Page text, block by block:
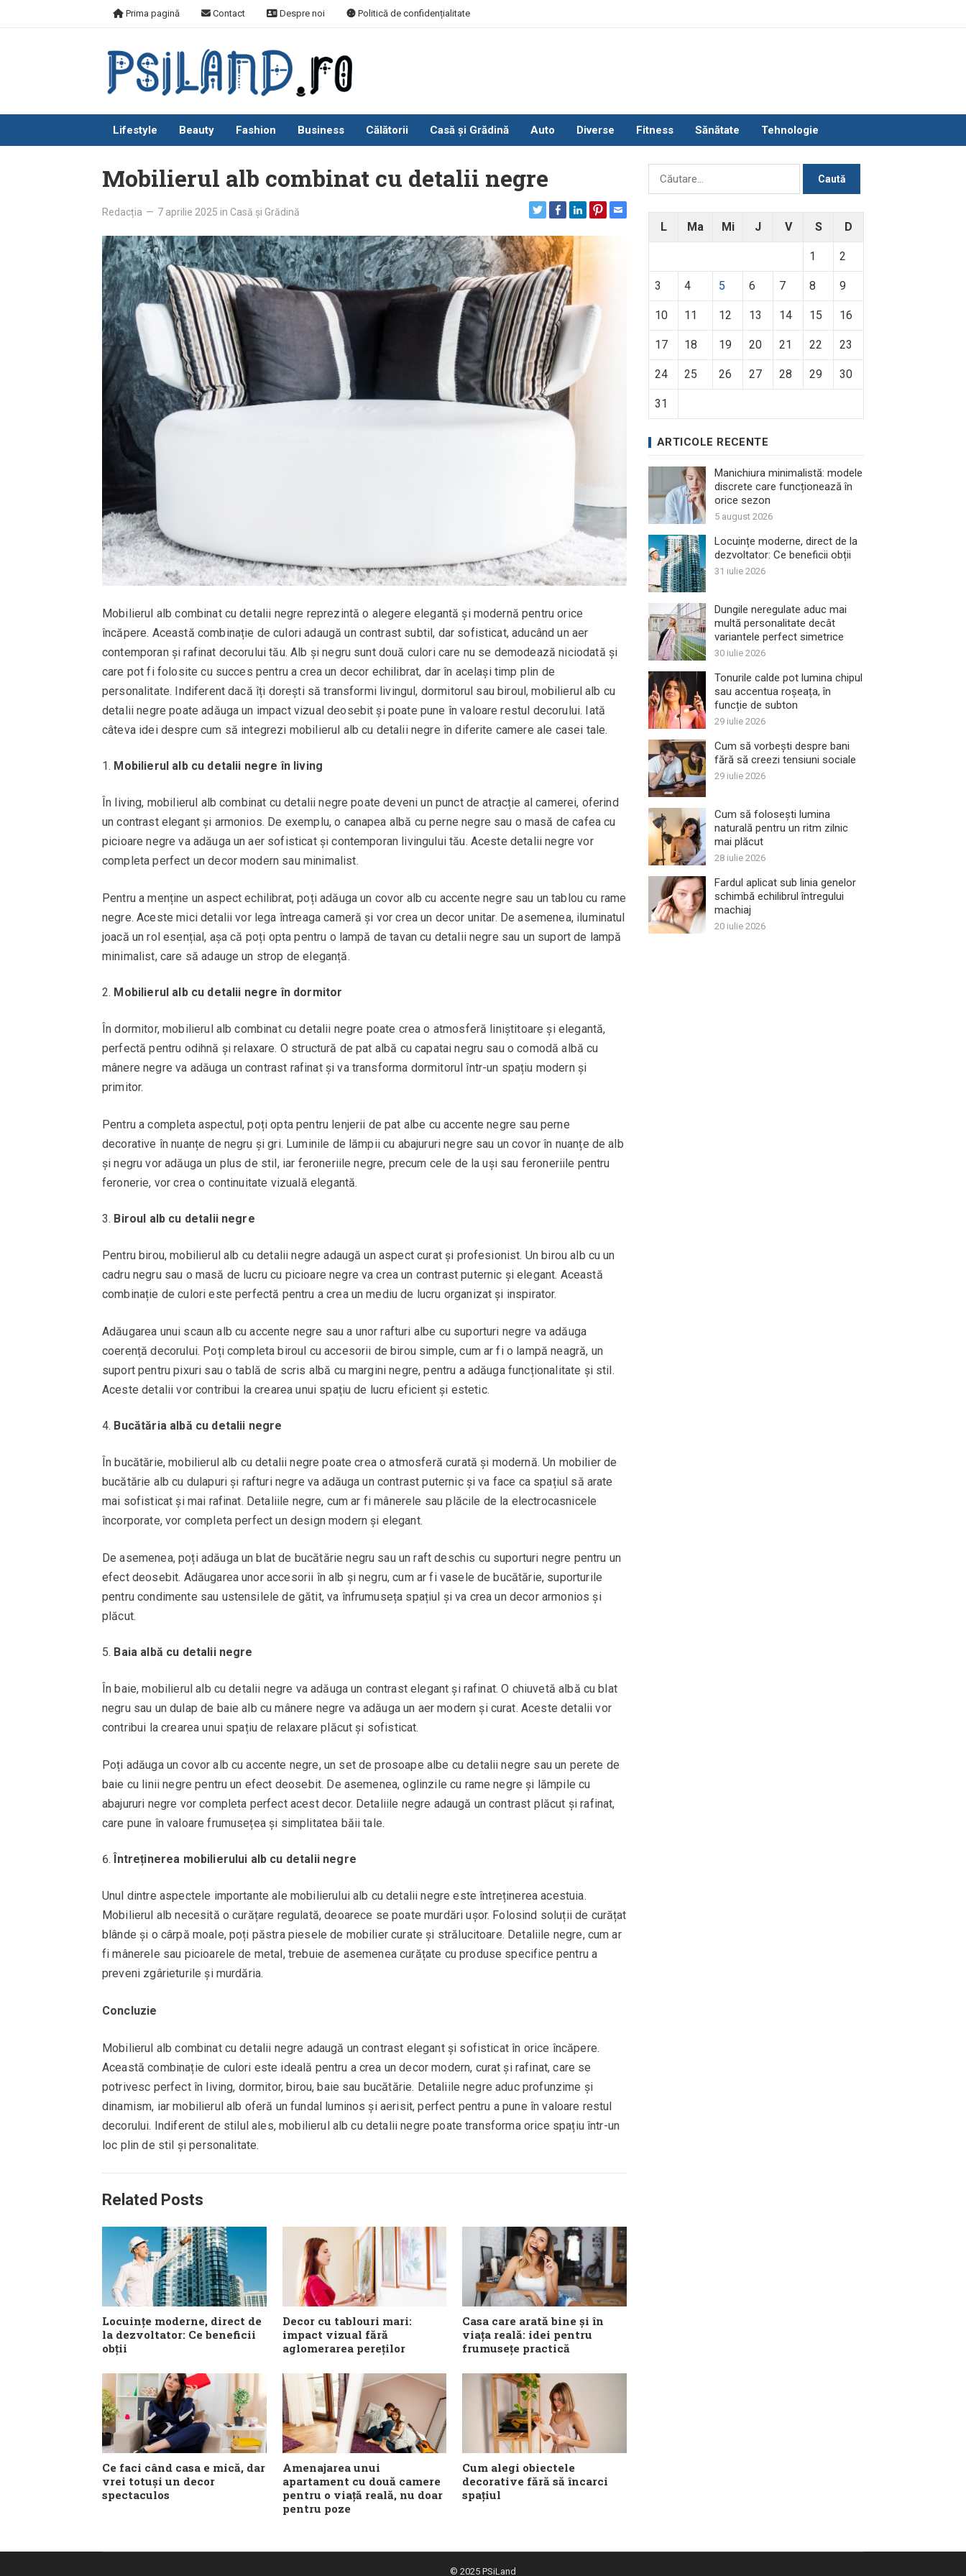
Prima pagină Contact Despre noi Politică de confidențialitate
Lifestyle Beauty Fashion Business Călătorii Casă și Grădină Auto Diverse Fitness Sănătate Tehnologie
Mobilierul alb combinat cu detalii negre
Redacția — 7 aprilie 2025 in Casă și Grădină
Mobilierul alb combinat cu detalii negre reprezintă o alegere elegantă și modernă pentru orice
încăpere. Această combinație de culori adaugă un contrast subtil, dar sofisticat, aducând un aer
contemporan și rafinat decorului tău. Alb și negru sunt două culori care nu se demodează niciodată și
care pot fi folosite cu succes pentru a crea un decor echilibrat, dar în același timp plin de
personalitate. Indiferent dacă îți dorești să transformi livingul, dormitorul sau biroul, mobilierul alb cu
detalii negre poate adăuga un impact vizual deosebit și poate pune în valoare restul decorului. Iată
câteva idei despre cum să integrezi mobilierul alb cu detalii negre în diferite camere ale casei tale.
Mobilierul alb cu detalii negre în living
În living, mobilierul alb combinat cu detalii negre poate deveni un punct de atracție al camerei, oferind
un contrast elegant și armonios. De exemplu, o canapea albă cu perne negre sau o masă de cafea cu
picioare negre va adăuga un aer sofisticat și contemporan livingului tău. Aceste detalii negre vor
completa perfect un decor modern sau minimalist.
Pentru a menține un aspect echilibrat, poți adăuga un covor alb cu accente negre sau un tablou cu rame
negre. Aceste mici detalii vor lega întreaga cameră și vor crea un decor unitar. De asemenea, iluminatul
joacă un rol esențial, așa că poți opta pentru o lampă de tavan cu detalii negre sau un suport de lampă
minimalist, care să adauge un strop de eleganță.
Mobilierul alb cu detalii negre în dormitor
În dormitor, mobilierul alb combinat cu detalii negre poate crea o atmosferă liniștitoare și elegantă,
perfectă pentru odihnă și relaxare. O structură de pat albă cu capatai negru sau o comodă albă cu
mânere negre va adăuga un contrast rafinat și va transforma dormitorul într-un spațiu modern și
primitor.
Pentru a completa aspectul, poți opta pentru lenjerii de pat albe cu accente negre sau perne
decorative în nuanțe de negru și gri. Luminile de lămpii cu abajururi negre sau un covor în nuanțe de alb
și negru vor adăuga un plus de stil, iar feroneriile negre, precum cele de la uși sau feroneriile pentru
feronerie, vor crea o continuitate vizuală elegantă.
Biroul alb cu detalii negre
Pentru birou, mobilierul alb cu detalii negre adaugă un aspect curat și profesionist. Un birou alb cu un
cadru negru sau o masă de lucru cu picioare negre va crea un contrast puternic și elegant. Această
combinație de culori este perfectă pentru a crea un mediu de lucru organizat și inspirator.
Adăugarea unui scaun alb cu accente negre sau a unor rafturi albe cu suporturi negre va adăuga
coerență decorului. Poți completa biroul cu accesorii de birou simple, cum ar fi o lampă neagră, un
suport pentru pixuri sau o tablă de scris albă cu margini negre, pentru a adăuga funcționalitate și stil.
Aceste detalii vor contribui la crearea unui spațiu de lucru eficient și estetic.
Bucătăria albă cu detalii negre
În bucătărie, mobilierul alb cu detalii negre poate crea o atmosferă curată și modernă. Un mobilier de
bucătărie alb cu dulapuri și rafturi negre va adăuga un contrast puternic și va face ca spațiul să arate
mai sofisticat și mai rafinat. Detaliile negre, cum ar fi mânerele sau plăcile de la electrocasnicele
încorporate, vor completa perfect un design modern și elegant.
De asemenea, poți adăuga un blat de bucătărie negru sau un raft deschis cu suporturi negre pentru un
efect deosebit. Adăugarea unor accesorii în alb și negru, cum ar fi vasele de bucătărie, suporturile
pentru condimente sau ustensilele de gătit, va înfrumuseța spațiul și va crea un decor armonios și
plăcut.
Baia albă cu detalii negre
În baie, mobilierul alb cu detalii negre va adăuga un contrast elegant și rafinat. O chiuvetă albă cu blat
negru sau un dulap de baie alb cu mânere negre va adăuga un aer modern și curat. Aceste detalii vor
contribui la crearea unui spațiu de relaxare plăcut și sofisticat.
Poți adăuga un covor alb cu accente negre, un set de prosoape albe cu detalii negre sau un perete de
baie cu linii negre pentru un efect deosebit. De asemenea, oglinzile cu rame negre și lămpile cu
abajururi negre vor completa perfect acest decor. Detaliile negre adaugă un contrast plăcut și rafinat,
care pune în valoare frumusețea și simplitatea băii tale.
Întreținerea mobilierului alb cu detalii negre
Unul dintre aspectele importante ale mobilierului alb cu detalii negre este întreținerea acestuia.
Mobilierul alb necesită o curățare regulată, deoarece se poate murdări ușor. Folosind soluții de curățat
blânde și o cârpă moale, poți păstra piesele de mobilier curate și strălucitoare. Detaliile negre, cum ar
fi mânerele sau picioarele de metal, trebuie de asemenea curățate cu produse specifice pentru a
preveni zgârieturile și murdăria.
Concluzie
Mobilierul alb combinat cu detalii negre adaugă un contrast elegant și sofisticat în orice încăpere.
Această combinație de culori este ideală pentru a crea un decor modern, curat și rafinat, care se
potrivesc perfect în living, dormitor, birou, baie sau bucătărie. Detaliile negre aduc profunzime și
dinamism, iar mobilierul alb oferă un fundal luminos și aerisit, perfect pentru a pune în valoare restul
decorului. Indiferent de stilul ales, mobilierul alb cu detalii negre poate transforma orice spațiu într-un
loc plin de stil și personalitate.
Related Posts
Locuințe moderne, direct de
la dezvoltator: Ce beneficii
obții
Decor cu tablouri mari:
impact vizual fără
aglomerarea pereților
Casa care arată bine și în
viața reală: idei pentru
frumusețe practică
Ce faci când casa e mică, dar
vrei totuși un decor
spectaculos
Amenajarea unui
apartament cu două camere
pentru o viață reală, nu doar
pentru poze
Cum alegi obiectele
decorative fără să încarci
spațiul
Caută
L Ma Mi J V S D
1 2
3 4 5 6 7 8 9
10 11 12 13 14 15 16
17 18 19 20 21 22 23
24 25 26 27 28 29 30
31
ARTICOLE RECENTE
Manichiura minimalistă: modele
discrete care funcționează în
orice sezon
5 august 2026
Locuințe moderne, direct de la
dezvoltator: Ce beneficii obții
31 iulie 2026
Dungile neregulate aduc mai
multă personalitate decât
variantele perfect simetrice
30 iulie 2026
Tonurile calde pot lumina chipul
sau accentua roșeața, în
funcție de subton
29 iulie 2026
Cum să vorbești despre bani
fără să creezi tensiuni sociale
29 iulie 2026
Cum să folosești lumina
naturală pentru un ritm zilnic
mai plăcut
28 iulie 2026
Fardul aplicat sub linia genelor
schimbă echilibrul întregului
machiaj
20 iulie 2026
© 2025 PSiLand